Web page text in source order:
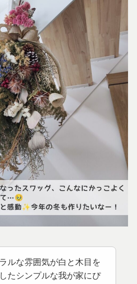
ルな雰囲気が白と木目を
たシンプルな我が家にぴ